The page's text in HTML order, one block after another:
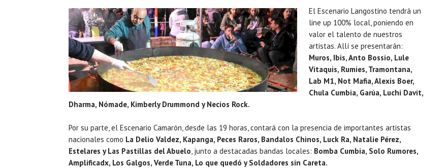
El Escenario Langostino tendrá un
line up 100% local, poniendo en
valor el talento de nuestros
artistas. Allí se presentarán:
Muros, Ibis, Anto Bossio, Lule
Vitaquis, Rumies, Tramontana,
Lab M1, Not Mafia, Alexis Boer,
Chula Cumbia, Garúa, Luchi Davit,
Dharma, Nómade, Kimberly Drummond y Necios Rock.
Por su parte, el Escenario Camarón, desde las 19 horas, contará con la presencia de importantes artistas
nacionales como La Delio Valdez, Kapanga, Peces Raros, Bandalos Chinos, Luck Ra, Natalie Pérez,
Estelares y Las Pastillas del Abuelo, junto a destacadas bandas locales: Bomba Cumbia, Solo Rumores,
Amplificadx, Los Galgos, Verde Tuna, Lo que quedó y Soldadores sin Careta.